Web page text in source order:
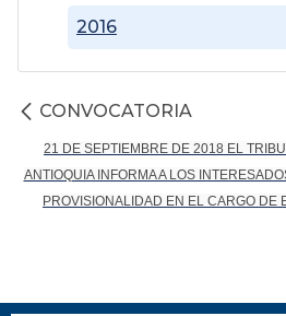
2016
CONVOCATORIA
21 DE SEPTIEMBRE DE 2018 EL
ANTIOQUIA INFORMA A LOS
PROVISIONALIDAD EN EL CARGO DE